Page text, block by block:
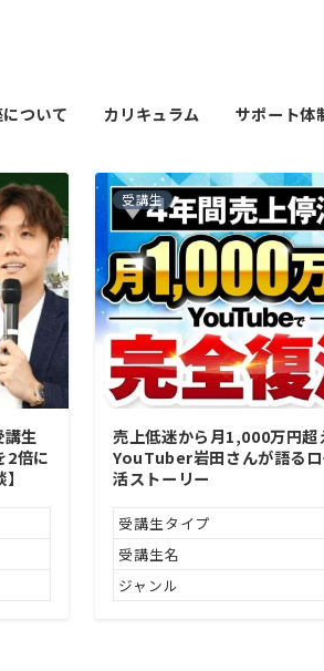
ついて カリキュラム サポート体
生
2倍に
受講生
売上低迷から月1,000万円超
YouTuber岩田さんが語る
活ストーリー
受講生タイプ
受講生名
ジャンル